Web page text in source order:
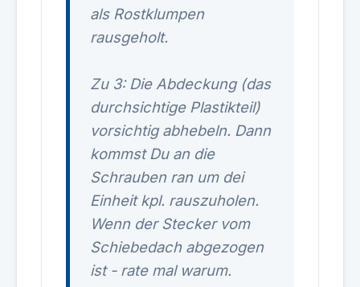
als Rostklumpen
rausgeholt.
Zu 3: Die Abdeckung (das
durchsichtige Plastikteil)
vorsichtig abhebeln. Dann
kommst Du an die
Schrauben ran um dei
Einheit kpl. rauszuholen.
Wenn der Stecker vom
Schiebedach abgezogen
ist - rate mal warum.